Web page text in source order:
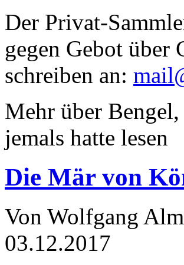
Der Privat-
gegen Gebot über
schreiben an:
Mehr über
jemals hatte lesen
Die Mär von
Von Wolfgang
03.12.2017